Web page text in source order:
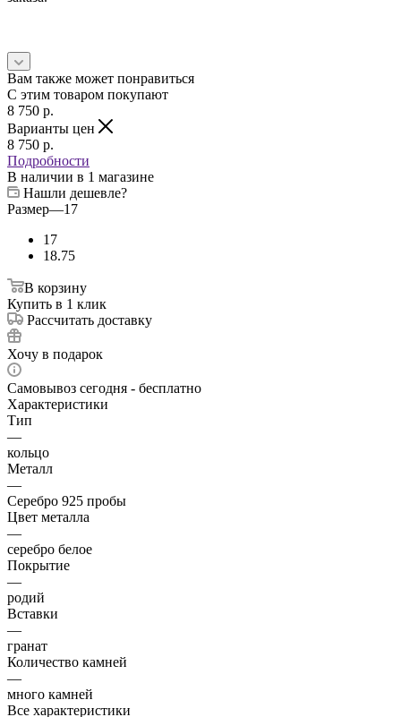
Вам также может понравиться
С этим товаром покупают
8 750 p.
Варианты цен
8 750 p.
Подробности
В наличии в 1 магазине
Нашли дешевле?
Размер—17
17
18.75
В корзину
Купить в 1 клик
Рассчитать доставку
Хочу в подарок
Самовывоз сегодня - бесплатно
Характеристики
Тип
—
кольцо
Металл
—
Серебро 925 пробы
Цвет металла
—
серебро белое
Покрытие
—
родий
Вставки
—
гранат
Количество камней
—
много камней
Все характеристики